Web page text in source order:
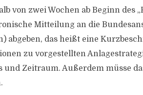
von zwei Wochen ab Beginn des
Mitteilung an die
abgeben, das heißt eine
zu vorgestellten
und Zeitraum. Außerdem müsse